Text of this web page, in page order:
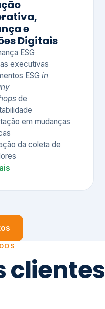
e
Digitais
ESG
executivas
ESG in
de
em mudanças
da coleta de
clientes